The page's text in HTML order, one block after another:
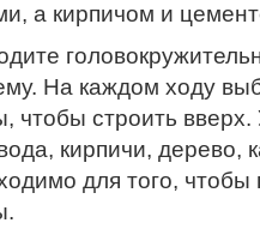
а кирпичом и
На каждом ходу
чтобы строить
кирпичи, дерево,
для того,